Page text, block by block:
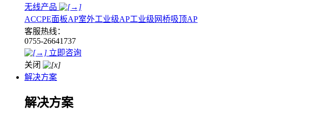
无线产品
ACCPE面板AP室外工业级AP工业级网桥吸顶AP
客服热线：
0755-26641737
立即咨询
关闭
解决方案
解决方案